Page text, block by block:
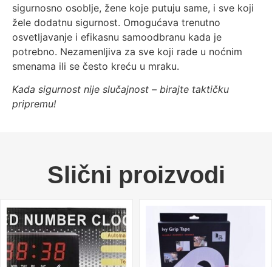
sigurnosno osoblje, žene koje putuju same, i sve koji
žele dodatnu sigurnost. Omogućava trenutno
osvetljavanje i efikasnu samoodbranu kada je
potrebno. Nezamenljiva za sve koji rade u noćnim
smenama ili se često kreću u mraku.
Kada sigurnost nije slučajnost – birajte taktičku
pripremu!
Slični proizvodi